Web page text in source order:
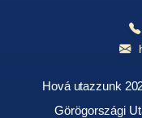
Hová utazzunk
Görögországi